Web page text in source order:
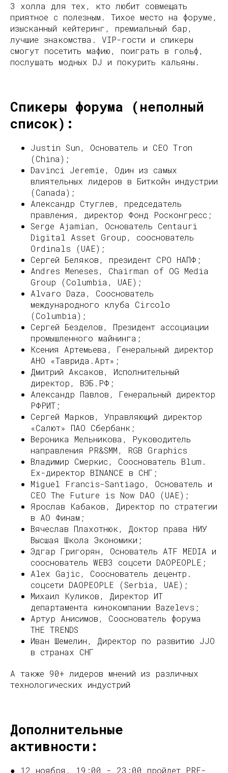
3 холла для тех, кто любит совмещать
приятное с полезным. Тихое место на форуме,
изысканный кейтеринг, премиальный бар,
лучшие знакомства. VIP-гости и спикеры
смогут посетить мафию, поиграть в гольф,
послушать модных DJ и покурить кальяны.
Спикеры форума (неполный
список):
Justin Sun, Основатель и СЕО Tron
(China);
Davinci Jeremie, Один из самых
влиятельных лидеров в Биткойн индустрии
(Canada);
Александр Стуглев, председатель
правления, директор Фонд Росконгресс;
Serge Ajamian, Основатель Centauri
Digital Asset Group, сооснователь
Ordinals (UAE);
Сергей Беляков, президент СРО НАПФ;
Andres Meneses, Chairman of OG Media
Group (Columbia, UAE);
Alvaro Daza, Сооснователь
международного клуба Circolo
(Columbia);
Сергей Безделов, Президент ассоциации
промышленного майнинга;
Ксения Артемьева, Генеральный директор
АНО «Таврида.Арт»;
Дмитрий Аксаков, Исполнительный
директор, ВЭБ.РФ;
Александр Павлов, Генеральный директор
РФРИТ;
Сергей Марков, Управляющий директор
«Салют» ПАО Сбербанк;
Вероника Мельникова, Руководитель
направления PR&SMM, RGB Graphics
Владимир Смеркис, Сооснователь Blum.
Ex-директор BINANCE в СНГ;
Miguel Francis-Santiago, Основатель и
СЕО The Future is Now DAO (UAE);
Ярослав Кабаков, Директор по стратегии
в АО Финам;
Вячеслав Плахотнюк, Доктор права НИУ
Высшая Школа Экономики;
Эдгар Григорян, Основатель ATF MEDIA и
сооснователь WEB3 соцсети DAOPEOPLE;
Alex Gajic, Сооснователь децентр.
соцсети DAOPEOPLE (Serbia, UAE);
Михаил Куликов, Директор ИТ
департамента кинокомпании Bazelevs;
Артур Анисимов, Сооснователь форума
THE TRENDS
Иван Шемелин, Директор по развитию JJO
в странах СНГ
А также 90+ лидеров мнений из различных
технологических индустрий
Дополнительные
активности:
● 12 ноября, 19:00 - 23:00 пройдет PRE-